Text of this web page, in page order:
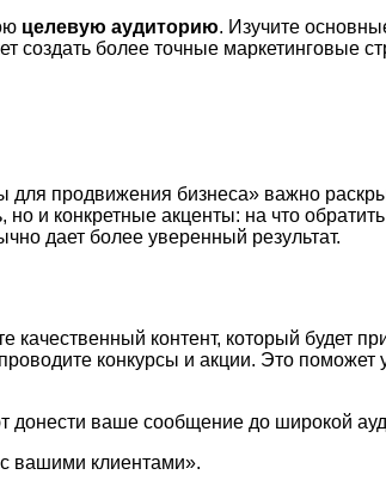
целевую аудиторию. Изучите
создать более точные маркетинговые
для продвижения бизнеса» важно
и конкретные акценты: на что
дает более уверенный результат.
качественный контент, который будет
конкурсы и акции. Это поможет
ваше сообщение до широкой
с вашими клиентами».